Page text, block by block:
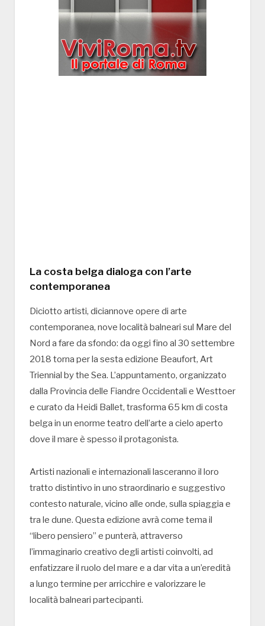
La costa belga dialoga con l’arte
contemporanea
Diciotto artisti, diciannove opere di arte
contemporanea, nove località balneari sul Mare del
Nord a fare da sfondo: da oggi fino al 30 settembre
2018 torna per la sesta edizione Beaufort, Art
Triennial by the Sea. L’appuntamento, organizzato
dalla Provincia delle Fiandre Occidentali e Westtoer
e curato da Heidi Ballet, trasforma 65 km di costa
belga in un enorme teatro dell’arte a cielo aperto
dove il mare è spesso il protagonista.
Artisti nazionali e internazionali lasceranno il loro
tratto distintivo in uno straordinario e suggestivo
contesto naturale, vicino alle onde, sulla spiaggia e
tra le dune. Questa edizione avrà come tema il
“libero pensiero” e punterà, attraverso
l’immaginario creativo degli artisti coinvolti, ad
enfatizzare il ruolo del mare e a dar vita a un’eredità
a lungo termine per arricchire e valorizzare le
località balneari partecipanti.